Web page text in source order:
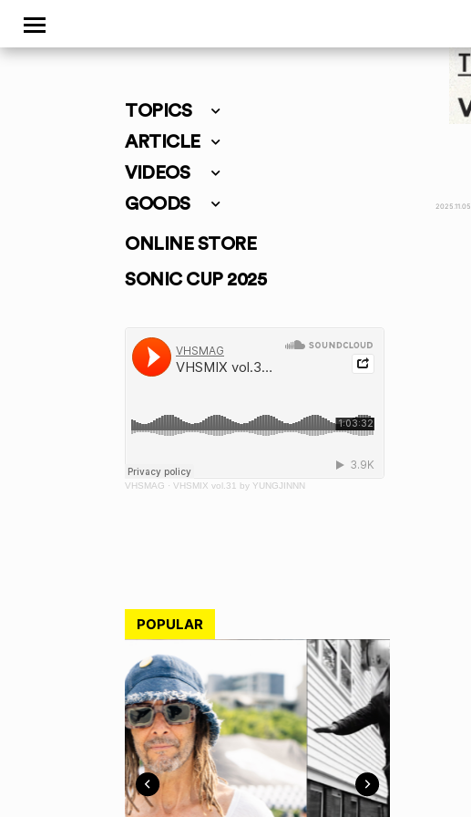
TOPICS
ARTICLE
VIDEOS
GOODS
ONLINE STORE
SONIC CUP 2025
VHSMAG · VHSMIX vol.31 by YUNGJINNN
POPULAR
2025.11.05